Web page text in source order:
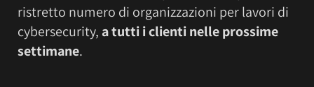
ristretto numero di organizzazioni per lavori di
cybersecurity, a tutti i clienti nelle prossime
settimane.